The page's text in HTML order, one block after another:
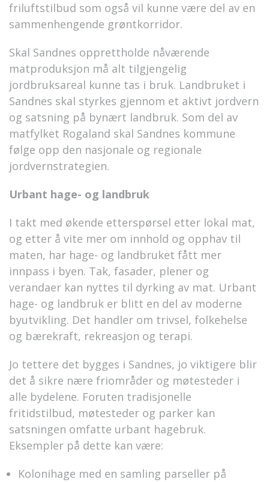
friluftstilbud som også vil kunne være del av en
sammenhengende grøntkorridor.
Skal Sandnes opprettholde nåværende
matproduksjon må alt tilgjengelig
jordbruksareal kunne tas i bruk. Landbruket i
Sandnes skal styrkes gjennom et aktivt jordvern
og satsning på bynært landbruk. Som del av
matfylket Rogaland skal Sandnes kommune
følge opp den nasjonale og regionale
jordvernstrategien.
Urbant hage- og landbruk
I takt med økende etterspørsel etter lokal mat,
og etter å vite mer om innhold og opphav til
maten, har hage- og landbruket fått mer
innpass i byen. Tak, fasader, plener og
verandaer kan nyttes til dyrking av mat. Urbant
hage- og landbruk er blitt en del av moderne
byutvikling. Det handler om trivsel, folkehelse
og bærekraft, rekreasjon og terapi.
Jo tettere det bygges i Sandnes, jo viktigere blir
det å sikre nære friområder og møtesteder i
alle bydelene. Foruten tradisjonelle
fritidstilbud, møtesteder og parker kan
satsningen omfatte urbant hagebruk.
Eksempler på dette kan være:
Kolonihage med en samling parseller på